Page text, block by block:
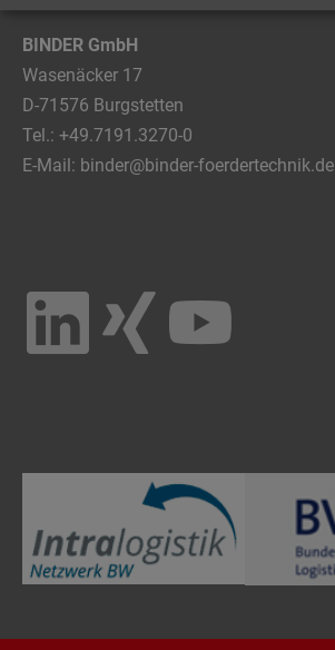
BINDER GmbH
Wasenäcker 17
D-71576 Burgstetten
Tel.: +49.7191.3270-0
E-Mail: binder@binder-foerdertechnik.de